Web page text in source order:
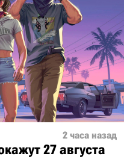
2 часа назад
27 августа